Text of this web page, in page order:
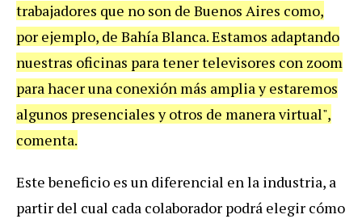
trabajadores que no son de Buenos Aires como,
por ejemplo, de Bahía Blanca. Estamos adaptando
nuestras oficinas para tener televisores con zoom
para hacer una conexión más amplia y estaremos
algunos presenciales y otros de manera virtual",
comenta.
Este beneficio es un diferencial en la industria, a
partir del cual cada colaborador podrá elegir cómo